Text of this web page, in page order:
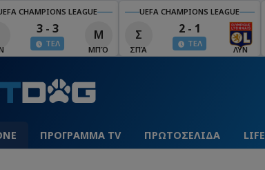
CHAMPIONS LEAGUE
3 - 3
ΤΕΛ
Μ
ΜΠΌ
UEFA CHAMPIONS LEAGUE
Σ
ΣΠΆ
2 - 1
ΤΕΛ
ΛΥΝ
ΠΡΟΓΡΑΜΜΑ TV ΠΡΩΤΟΣΕΛΙΔΑ LIFE